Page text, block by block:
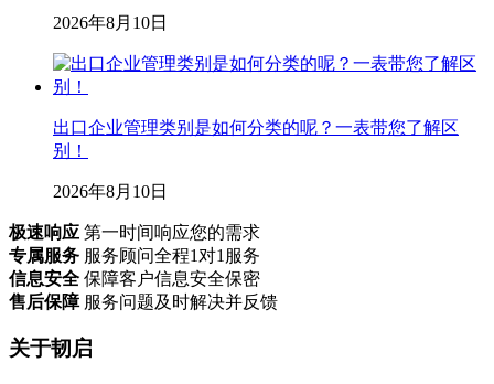
2026年8月10日
出口企业管理类别是如何分类的呢？一表带您了解区
别！
2026年8月10日
极速响应 第一时间响应您的需求
专属服务 服务顾问全程1对1服务
信息安全 保障客户信息安全保密
售后保障 服务问题及时解决并反馈
关于韧启